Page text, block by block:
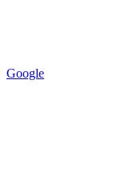
Google